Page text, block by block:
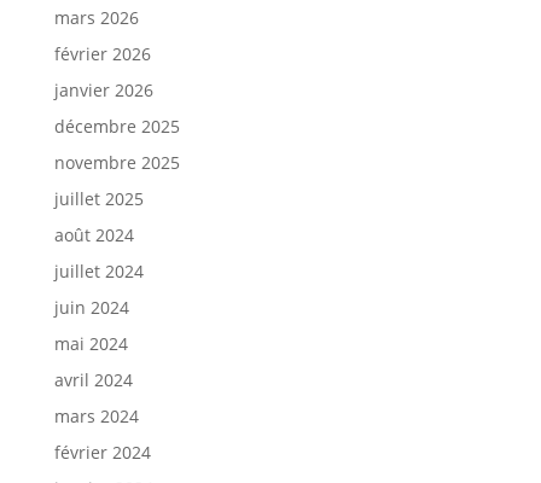
mars 2026
février 2026
janvier 2026
décembre 2025
novembre 2025
juillet 2025
août 2024
juillet 2024
juin 2024
mai 2024
avril 2024
mars 2024
février 2024